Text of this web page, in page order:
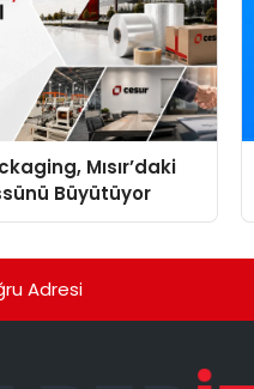
Mısır’daki
Büyütüyor
Adresi